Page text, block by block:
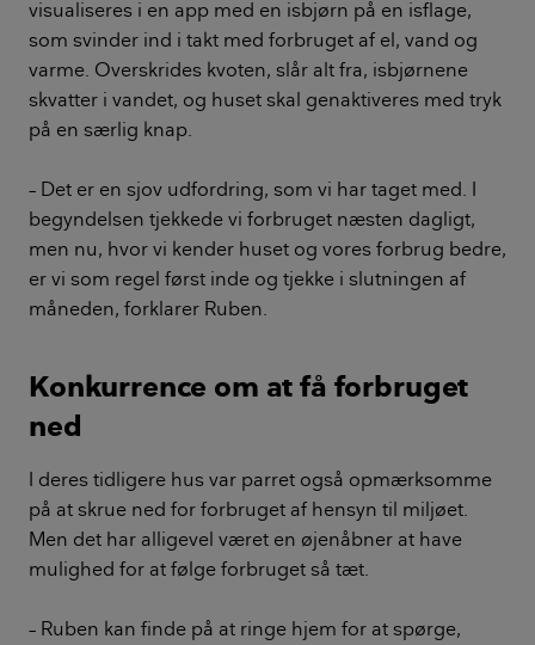
visualiseres i en app med en isbjørn på en isflage,
som svinder ind i takt med forbruget af el, vand og
varme. Overskrides kvoten, slår alt fra, isbjørnene
skvatter i vandet, og huset skal genaktiveres med tryk
på en særlig knap.
– Det er en sjov udfordring, som vi har taget med. I
begyndelsen tjekkede vi forbruget næsten dagligt,
men nu, hvor vi kender huset og vores forbrug bedre,
er vi som regel først inde og tjekke i slutningen af
måneden, forklarer Ruben.
Konkurrence om at få forbruget
ned
I deres tidligere hus var parret også opmærksomme
på at skrue ned for forbruget af hensyn til miljøet.
Men det har alligevel været en øjenåbner at have
mulighed for at følge forbruget så tæt.
– Ruben kan finde på at ringe hjem for at spørge,